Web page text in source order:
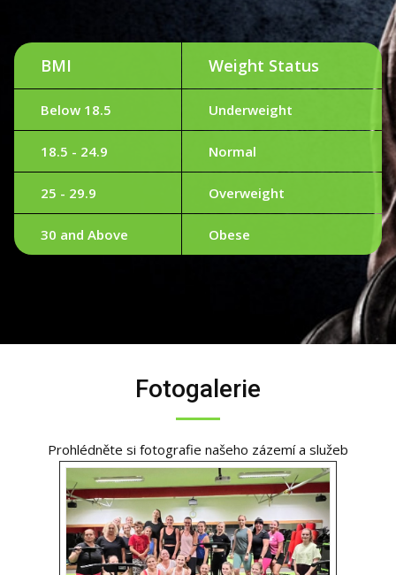
BMI Weight Status
Below 18.5 Underweight
18.5 - 24.9 Normal
25 - 29.9 Overweight
30 and Above Obese
Fotogalerie
Prohlédněte si fotografie našeho zázemí a služeb